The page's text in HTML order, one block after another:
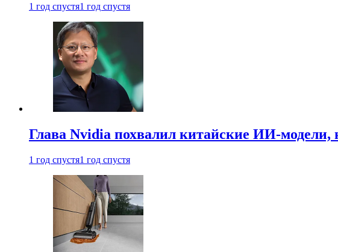
1 год спустя1 год спустя
Глава Nvidia похвалил китайские ИИ-модели,
1 год спустя1 год спустя